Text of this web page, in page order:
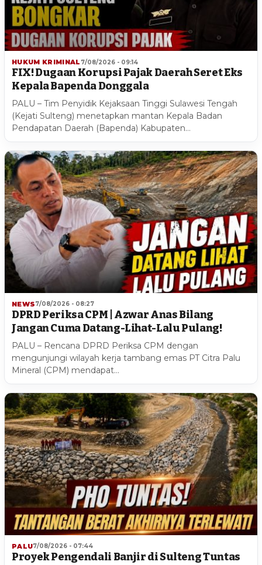
HUKUM KRIMINAL 7/08/2026 - 09:14
FIX! Dugaan Korupsi Pajak Daerah Seret Eks
Kepala Bapenda Donggala
PALU – Tim Penyidik Kejaksaan Tinggi Sulawesi Tengah
(Kejati Sulteng) menetapkan mantan Kepala Badan
Pendapatan Daerah (Bapenda) Kabupaten…
NEWS7/08/2026 - 08:27
DPRD Periksa CPM | Azwar Anas Bilang
Jangan Cuma Datang-Lihat-Lalu Pulang!
PALU – Rencana DPRD Periksa CPM dengan
mengunjungi wilayah kerja tambang emas PT Citra Palu
Mineral (CPM) mendapat…
PALU7/08/2026 - 07:44
Proyek Pengendali Banjir di Sulteng Tuntas